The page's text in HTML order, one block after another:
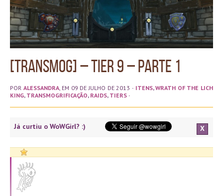
[Transmog] – Tier 9 – parte 1
POR ALESSANDRA, EM 09 DE JULHO DE 2013 · ITENS,WRATH OF THE LICH
KING, TRANSMOGRIFICAÇÃO, RAIDS, TIERS ·
Já curtiu o WoWGirl? :) X